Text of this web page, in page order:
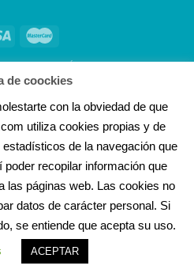
por Canedupo
de coockies
con la obviedad de que
utiliza cookies propias y de
de la navegación que
recopilar información que
las páginas web. Las cookies no
datos de carácter personal. Si
se entiende que acepta su uso.
ACEPTAR